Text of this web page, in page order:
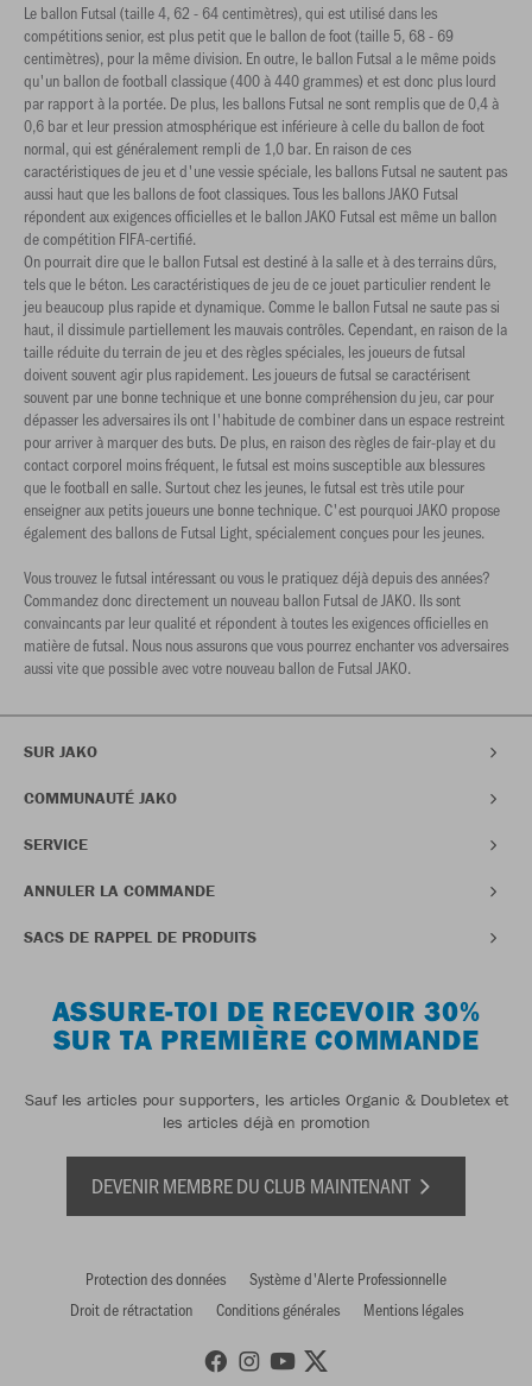
Le ballon Futsal (taille 4, 62 - 64 centimètres), qui est utilisé dans les
compétitions senior, est plus petit que le ballon de foot (taille 5, 68 - 69
centimètres), pour la même division. En outre, le ballon Futsal a le même poids
qu'un ballon de football classique (400 à 440 grammes) et est donc plus lourd
par rapport à la portée. De plus, les ballons Futsal ne sont remplis que de 0,4 à
0,6 bar et leur pression atmosphérique est inférieure à celle du ballon de foot
normal, qui est généralement rempli de 1,0 bar. En raison de ces
caractéristiques de jeu et d'une vessie spéciale, les ballons Futsal ne sautent pas
aussi haut que les ballons de foot classiques. Tous les ballons JAKO Futsal
répondent aux exigences officielles et le ballon JAKO Futsal est même un ballon
de compétition FIFA-certifié.
On pourrait dire que le ballon Futsal est destiné à la salle et à des terrains dûrs,
tels que le béton. Les caractéristiques de jeu de ce jouet particulier rendent le
jeu beaucoup plus rapide et dynamique. Comme le ballon Futsal ne saute pas si
haut, il dissimule partiellement les mauvais contrôles. Cependant, en raison de la
taille réduite du terrain de jeu et des règles spéciales, les joueurs de futsal
doivent souvent agir plus rapidement. Les joueurs de futsal se caractérisent
souvent par une bonne technique et une bonne compréhension du jeu, car pour
dépasser les adversaires ils ont l'habitude de combiner dans un espace restreint
pour arriver à marquer des buts. De plus, en raison des règles de fair-play et du
contact corporel moins fréquent, le futsal est moins susceptible aux blessures
que le football en salle. Surtout chez les jeunes, le futsal est très utile pour
enseigner aux petits joueurs une bonne technique. C'est pourquoi JAKO propose
également des ballons de Futsal Light, spécialement conçues pour les jeunes.
Vous trouvez le futsal intéressant ou vous le pratiquez déjà depuis des années?
Commandez donc directement un nouveau ballon Futsal de JAKO. Ils sont
convaincants par leur qualité et répondent à toutes les exigences officielles en
matière de futsal. Nous nous assurons que vous pourrez enchanter vos adversaires
aussi vite que possible avec votre nouveau ballon de Futsal JAKO.
SUR JAKO
COMMUNAUTÉ JAKO
SERVICE
ANNULER LA COMMANDE
SACS DE RAPPEL DE PRODUITS
ASSURE-TOI DE RECEVOIR 30%
SUR TA PREMIÈRE COMMANDE
Sauf les articles pour supporters, les articles Organic & Doubletex et
les articles déjà en promotion
DEVENIR MEMBRE DU CLUB MAINTENANT
Protection des données
Système d'Alerte Professionnelle
Droit de rétractation
Conditions générales Mentions légales